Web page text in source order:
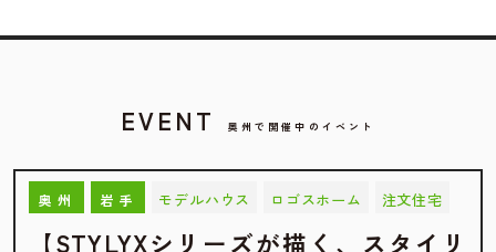
EVENT 奥州で開催中のイベント
奥州 岩手 モデルハウス ロゴスホーム 注文住宅
【STYLYXシリーズが描く、スタイリ